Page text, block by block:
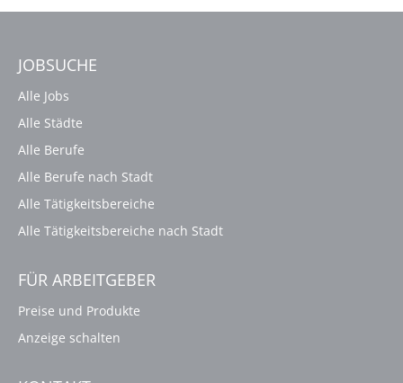
JOBSUCHE
Alle Jobs
Alle Städte
Alle Berufe
Alle Berufe nach Stadt
Alle Tätigkeitsbereiche
Alle Tätigkeitsbereiche nach Stadt
FÜR ARBEITGEBER
Preise und Produkte
Anzeige schalten